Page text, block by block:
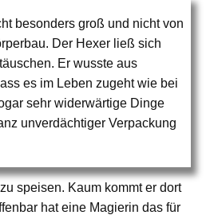
besonders groß und nicht von
Der Hexer ließ sich
Er wusste aus
es im Leben zugeht wie bei
sehr widerwärtige Dinge
unverdächtiger Verpackung
speisen. Kaum kommt er dort
hat eine Magierin das für